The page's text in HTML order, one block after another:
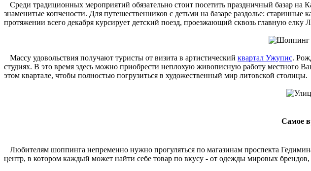
Среди традиционных мероприятий обязательно стоит посетить праздничный базар
знаменитые копчености. Для путешественников с детьми на базаре раздолье: старинные
протяжении всего декабря курсирует детский поезд, проезжающий сквозь главную
Массу удовольствия получают туристы от визита в артистический квартал Ужупис.
студиях. В это время здесь можно приобрести неплохую живописную работу местного
этом квартале, чтобы полностью погрузиться в художественный мир литовской столицы.
Самое
Любителям шоппинга непременно нужно прогуляться по магазинам проспекта
центр, в котором каждый может найти себе товар по вкусу - от одежды мировых